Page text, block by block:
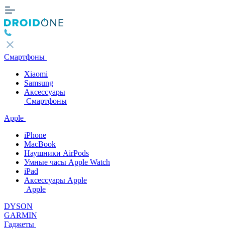
Смартфоны
Xiaomi
Samsung
Аксессуары
Смартфоны
Apple
iPhone
MacBook
Наушники AirPods
Умные часы Apple Watch
iPad
Аксессуары Apple
Apple
DYSON
GARMIN
Гаджеты